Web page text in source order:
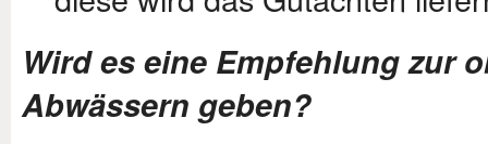
Wird es eine Empfehlung zur
Abwässern geben?